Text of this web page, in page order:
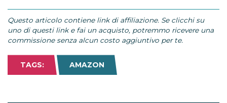
Questo articolo contiene link di affiliazione. Se clicchi su
uno di questi link e fai un acquisto, potremmo ricevere una
commissione senza alcun costo aggiuntivo per te.
TAGS: AMAZON